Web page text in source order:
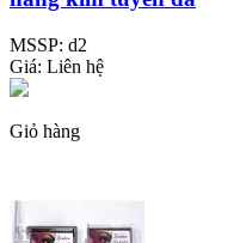
MSSP: d2
Giá: Liên hệ
Giỏ hàng